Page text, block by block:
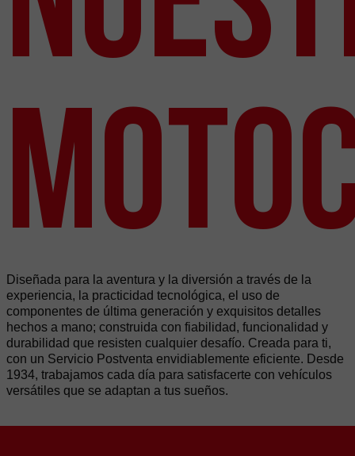
Diseñada para la aventura y la diversión a través de la
experiencia, la practicidad tecnológica, el uso de
componentes de última generación y exquisitos detalles
hechos a mano; construida con fiabilidad, funcionalidad y
durabilidad que resisten cualquier desafío. Creada para ti,
con un Servicio Postventa envidiablemente eficiente. Desde
1934, trabajamos cada día para satisfacerte con vehículos
versátiles que se adaptan a tus sueños.